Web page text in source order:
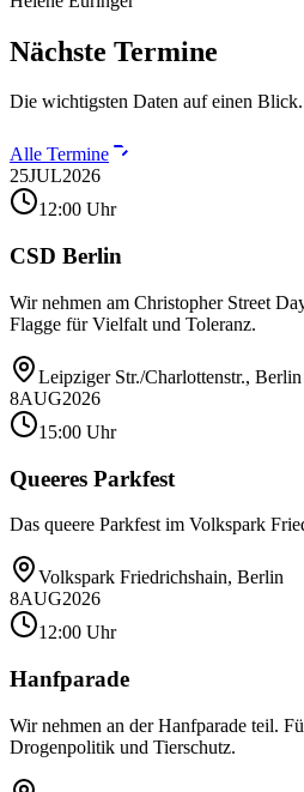
Nächste Termine
Die wichtigsten Daten auf einen Blick.
Alle Termine
25JUL2026
12:00 Uhr
CSD Berlin
Wir nehmen am Christopher Street
Flagge für Vielfalt und Toleranz.
Leipziger Str./Charlottenstr., Berlin
8AUG2026
15:00 Uhr
Queeres Parkfest
Das queere Parkfest im Volkspark
Volkspark Friedrichshain, Berlin
8AUG2026
12:00 Uhr
Hanfparade
Wir nehmen an der Hanfparade teil.
Drogenpolitik und Tierschutz.